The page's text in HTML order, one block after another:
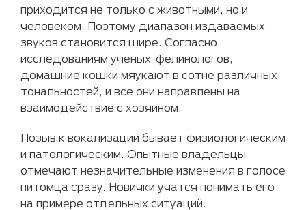
приходится не только с животными, но и
человеком. Поэтому диапазон издаваемых
звуков становится шире. Согласно
исследованиям ученых-фелинологов,
домашние кошки мяукают в сотне различных
тональностей, и все они направлены на
взаимодействие с хозяином.
Позыв к вокализации бывает физиологическим
и патологическим. Опытные владельцы
отмечают незначительные изменения в голосе
питомца сразу. Новички учатся понимать его
на примере отдельных ситуаций.